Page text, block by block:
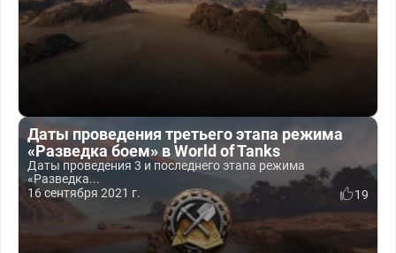
Даты проведения третьего этапа режима
«Разведка боем» в World of Tanks
Даты проведения 3 и последнего этапа режима
«Разведка...
16 сентября 2021 г.
19